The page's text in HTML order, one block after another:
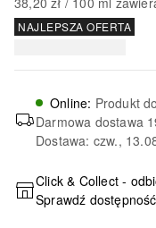
NAJLEPSZA OFERTA
Online: Produkt
Darmowa dostawa
Dostawa: czw.,
Click & Collect -
Sprawdź